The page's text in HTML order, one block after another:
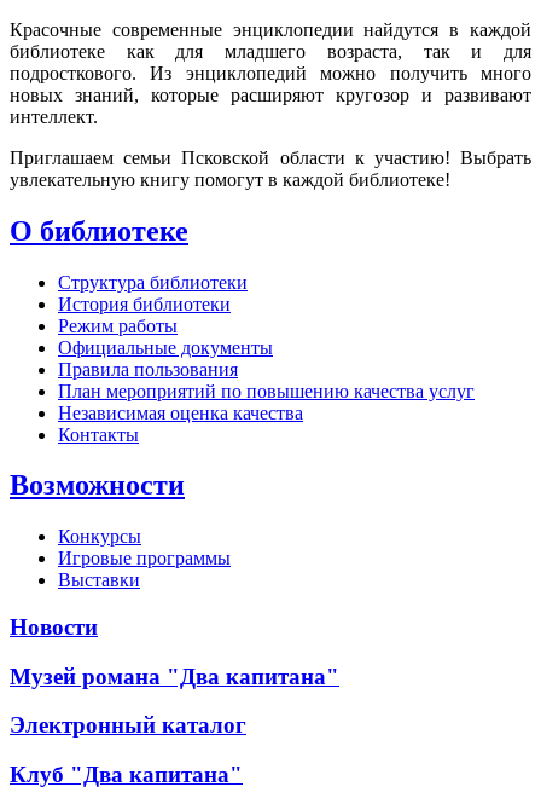
Красочные современные энциклопедии найдутся в каждой
библиотеке как для младшего возраста, так и для
подросткового. Из энциклопедий можно получить много
новых знаний, которые расширяют кругозор и развивают
интеллект.
Приглашаем семьи Псковской области к участию! Выбрать
увлекательную книгу помогут в каждой библиотеке!
О библиотеке
Структура библиотеки
История библиотеки
Режим работы
Официальные документы
Правила пользования
План мероприятий по повышению качества услуг
Независимая оценка качества
Контакты
Возможности
Конкурсы
Игровые программы
Выставки
Новости
Музей романа "Два капитана"
Электронный каталог
Клуб "Два капитана"